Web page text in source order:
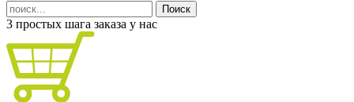
Поиск
3 простых шага заказа у нас